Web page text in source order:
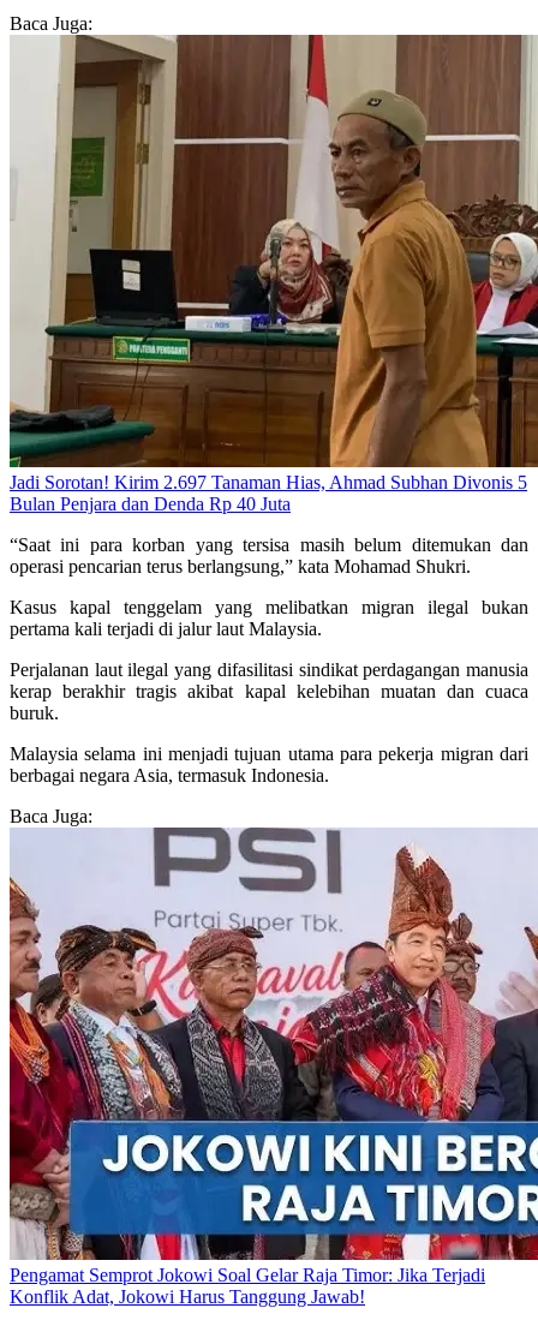
Baca Juga:
Jadi Sorotan! Kirim 2.697 Tanaman Hias, Ahmad Subhan Divonis 5
Bulan Penjara dan Denda Rp 40 Juta
“Saat ini para korban yang tersisa masih belum ditemukan dan
operasi pencarian terus berlangsung,” kata Mohamad Shukri.
Kasus kapal tenggelam yang melibatkan migran ilegal bukan
pertama kali terjadi di jalur laut Malaysia.
Perjalanan laut ilegal yang difasilitasi sindikat perdagangan manusia
kerap berakhir tragis akibat kapal kelebihan muatan dan cuaca
buruk.
Malaysia selama ini menjadi tujuan utama para pekerja migran dari
berbagai negara Asia, termasuk Indonesia.
Baca Juga:
Pengamat Semprot Jokowi Soal Gelar Raja Timor: Jika Terjadi
Konflik Adat, Jokowi Harus Tanggung Jawab!